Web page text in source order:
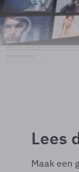
Lees
Maak een